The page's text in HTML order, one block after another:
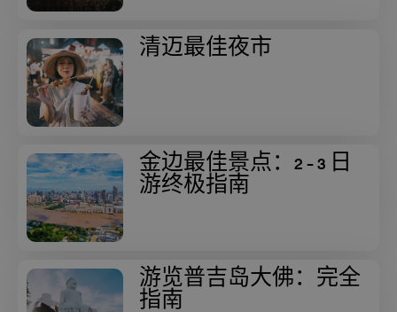
清迈最佳夜市
金边最佳景点：2 - 3 日
游终极指南
游览普吉岛大佛：完全
指南